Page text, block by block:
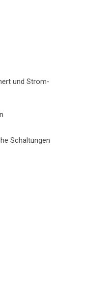
und Strom-
Schaltungen